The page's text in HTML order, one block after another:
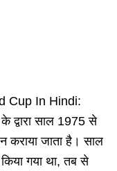
Cup In Hindi:
साल 1975 से
कराया जाता है। साल
गया था, तब से